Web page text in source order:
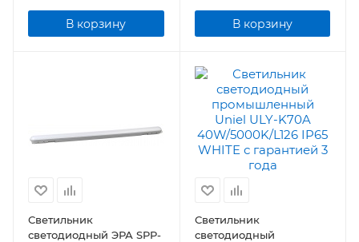
В корзину В корзину
Светильник
светодиодный ЭРА SPP-
Светильник
светодиодный